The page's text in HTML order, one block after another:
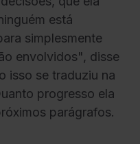
está
simplesmente
envolvidos", disse
isso se traduziu na
progresso ela
parágrafos.